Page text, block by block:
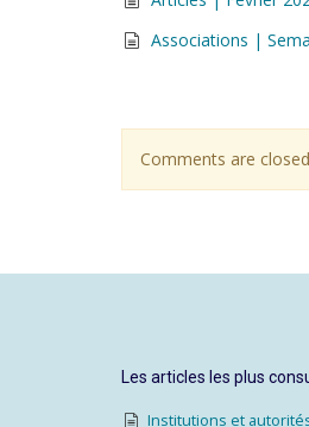
Associations |
Comments are
Les articles les plus
Institutions et